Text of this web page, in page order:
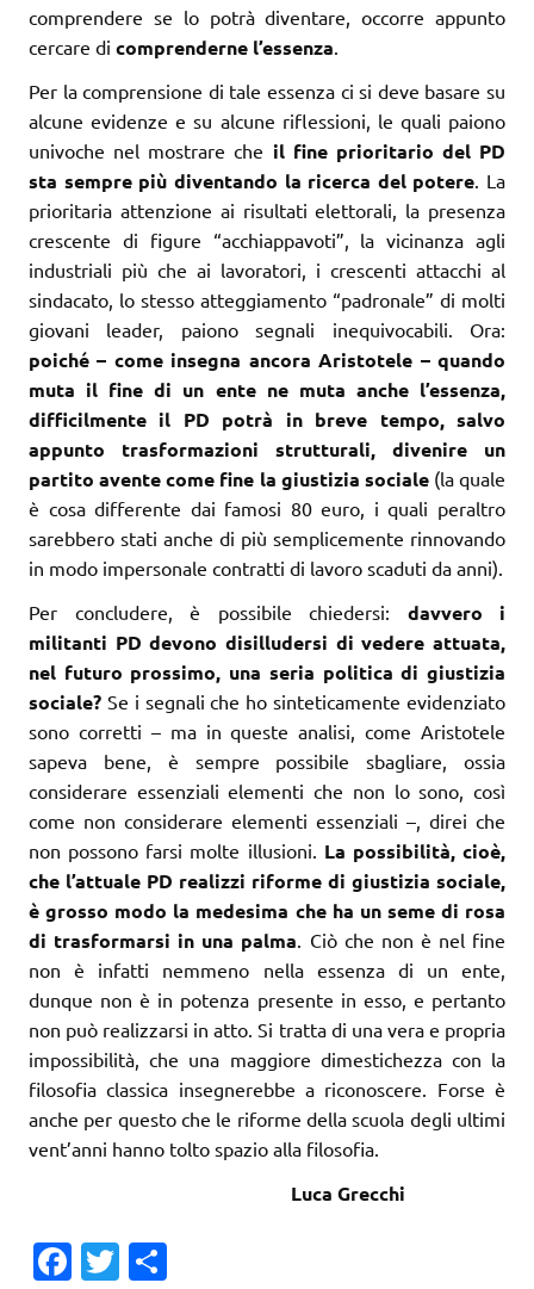
comprendere se lo potrà diventare, occorre appunto
cercare di comprenderne l’essenza
Per la comprensione di tale essenza ci si deve basare su
alcune evidenze e su alcune riflessioni, le quali paiono
univoche nel mostrare che il fine prioritario del PD
sta sempre più diventando la ricerca del potere . La
prioritaria attenzione ai risultati elettorali, la presenza
crescente di figure “acchiappavoti”, la vicinanza agli
industriali più che ai lavoratori, i crescenti attacchi al
sindacato, lo stesso atteggiamento “padronale” di molti
giovani leader, paiono segnali inequivocabili. Ora:
poiché – come insegna ancora Aristotele – quando
muta il fine di un ente ne muta anche l’essenza,
difficilmente il PD potrà in breve tempo, salvo
appunto trasformazioni strutturali, divenire un
partito avente come fine la giustizia sociale(la quale
è cosa differente dai famosi 80 euro, i quali peraltro
sarebbero stati anche di più semplicemente rinnovando
in modo impersonale contratti di lavoro scaduti da anni).
Per concludere, è possibile chiedersi: davvero i
militanti PD devono disilludersi di vedere attuata,
nel futuro prossimo, una seria politica di giustizia
sociale? Se i segnali che ho sinteticamente evidenziato
sono corretti – ma in queste analisi, come Aristotele
sapeva bene, è sempre possibile sbagliare, ossia
considerare essenziali elementi che non lo sono, così
come non considerare elementi essenziali –, direi che
non possono farsi molte illusioni. La possibilità, cioè,
che l’attuale PD realizzi riforme di giustizia sociale,
è grosso modo la medesima che ha un seme di rosa
di trasformarsi in una palma . Ciò che non è nel fine
non è infatti nemmeno nella essenza di un ente,
dunque non è in potenza presente in esso, e pertanto
non può realizzarsi in atto. Si tratta di una vera e propria
impossibilità, che una maggiore dimestichezza con la
filosofia classica insegnerebbe a riconoscere. Forse è
anche per questo che le riforme della scuola degli ultimi
vent’anni hanno tolto spazio alla filosofia.
Luca Grecchi
Fa T